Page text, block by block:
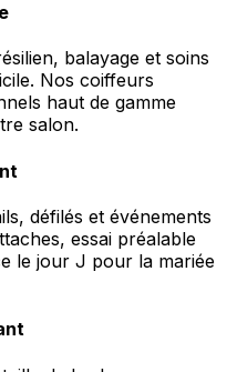
balayage et soins
Nos coiffeurs
haut de gamme
salon.
défilés et événements
essai préalable
le jour J pour la mariée